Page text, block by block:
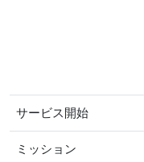
サービス開始
ミッション